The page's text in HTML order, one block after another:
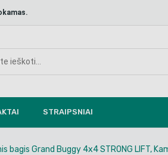
STRAIPSNIAI
bagis Grand Buggy 4x4 STRONG LIFT,